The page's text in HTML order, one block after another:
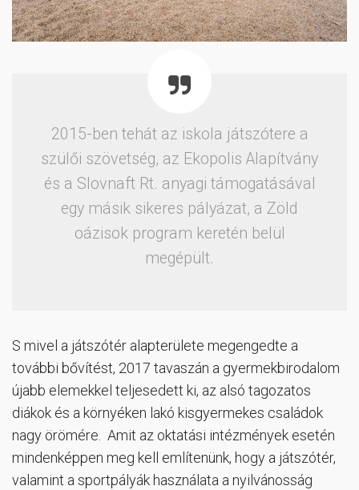
2015-ben tehát az iskola játszótere a
szülői szövetség, az Ekopolis Alapítvány
és a Slovnaft Rt. anyagi támogatásával
egy másik sikeres pályázat, a Zöld
oázisok program keretén belül
megépült.
S mivel a játszótér alapterülete megengedte a
további bővítést, 2017 tavaszán a gyermekbirodalom
újabb elemekkel teljesedett ki, az alsó tagozatos
diákok és a környéken lakó kisgyermekes családok
nagy örömére. Amit az oktatási intézmények esetén
mindenképpen meg kell említenünk, hogy a játszótér,
valamint a sportpályák használata a nyilvánosság